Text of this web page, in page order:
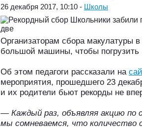
26 декабря 2017, 10:10 - Школы
Организаторам сбора макулатуры
большой машины, чтобы погрузить
Об этом педагоги рассказали на
мероприятия, прошедшего 23
и их родители бьют рекорды не
— Каждый раз, объявляя акцию по
мы сомневаемся, что количество